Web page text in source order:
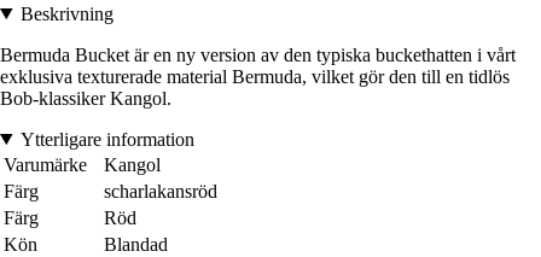
Beskrivning
Bermuda Bucket är en ny version av den typiska buckethatten i vårt
exklusiva texturerade material Bermuda, vilket gör den till en tidlös
Bob-klassiker Kangol.
Ytterligare information
Varumärke
Kangol
Färg
scharlakansröd
Färg
Röd
Kön
Blandad